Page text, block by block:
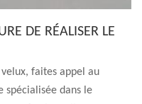
DE RÉALISER LE
faites appel au
spécialisée dans le